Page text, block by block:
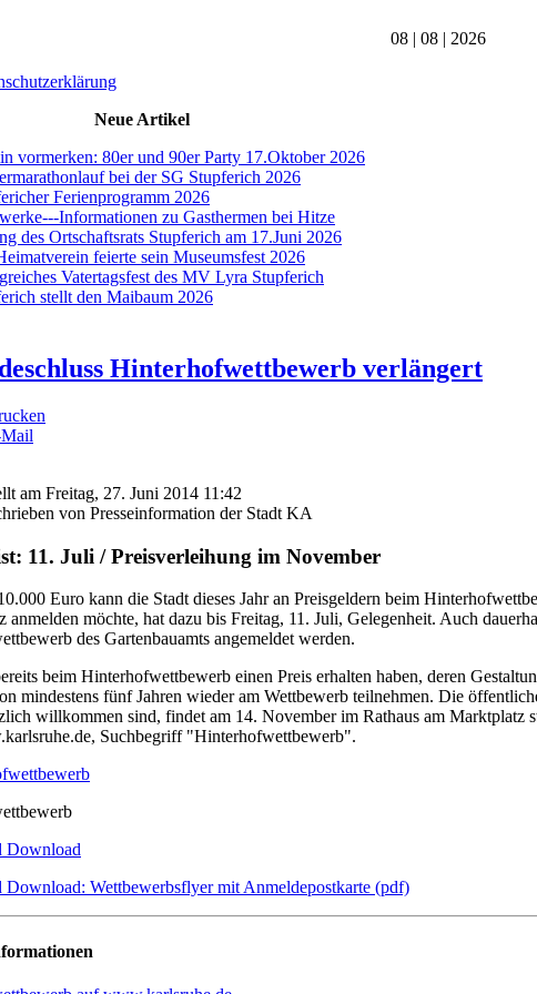
08 | 08 | 2026
Neue Artikel
vormerken: 80er und 90er Party 17.Oktober 2026
bei der SG Stupferich 2026
Ferienprogramm 2026
Informationen zu Gasthermen bei Hitze
des Ortschaftsrats Stupferich am 17.Juni 2026
feierte sein Museumsfest 2026
Vatertagsfest des MV Lyra Stupferich
stellt den Maibaum 2026
Hinterhofwettbewerb verlängert
am Freitag, 27. Juni 2014 11:42
von Presseinformation der Stadt KA
11. Juli / Preisverleihung im November
Euro kann die Stadt dieses Jahr an Preisgeldern beim
anmelden möchte, hat dazu bis Freitag, 11. Juli, Gelegenheit. Auch
des Gartenbauamts angemeldet werden.
beim Hinterhofwettbewerb einen Preis erhalten haben, deren
mindestens fünf Jahren wieder am Wettbewerb teilnehmen. Die
willkommen sind, findet am 14. November im Rathaus am Marktplatz
Suchbegriff "Hinterhofwettbewerb".
Download
Download: Wettbewerbsflyer mit Anmeldepostkarte (pdf)